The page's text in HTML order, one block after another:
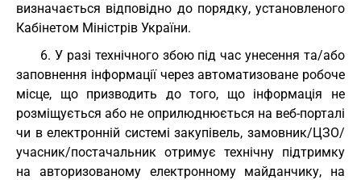
визначається відповідно до порядку, установленого
Кабінетом Міністрів України.
6. У разі технічного збою під час унесення та/або
заповнення інформації через автоматизоване робоче
місце, що призводить до того, що інформація не
розміщується або не оприлюднюється на веб-порталі
чи в електронній системі закупівель, замовник/ЦЗО/
учасник/постачальник отримує технічну підтримку
на авторизованому електронному майданчику, на